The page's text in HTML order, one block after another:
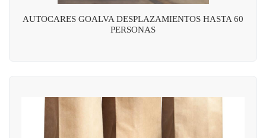
AUTOCARES GOALVA DESPLAZAMIENTOS HASTA 60
PERSONAS